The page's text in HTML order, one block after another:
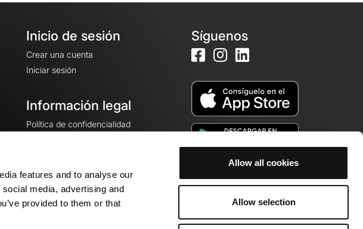
features and to analyse our
media, advertising and
provided to them or that
Allow all cookies
Allow selection
Inicio de sesión
Crear una cuenta
Iniciar sesión
Información legal
Política de confidencialidad
Avisos legales
Configuración de cookies
Síguenos